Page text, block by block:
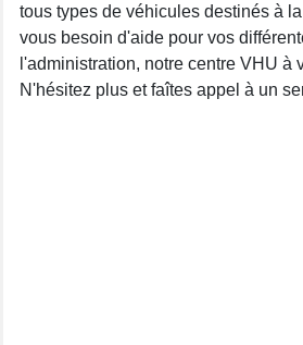
tous types de véhicules destinés à
vous besoin d'aide pour vos
l'administration, notre centre VHU à
N'hésitez plus et faîtes appel à un